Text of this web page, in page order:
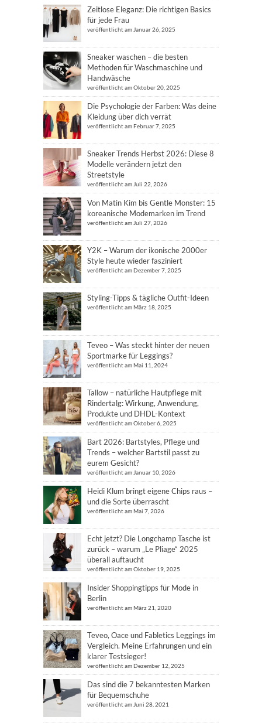
Zeitlose Eleganz: Die richtigen Basics
für jede Frau
veröffentlicht am Januar 26, 2025
Sneaker waschen – die besten
Methoden für Waschmaschine und
Handwäsche
veröffentlicht am Oktober 20, 2025
Die Psychologie der Farben: Was deine
Kleidung über dich verrät
veröffentlicht am Februar 7, 2025
Sneaker Trends Herbst 2026: Diese 8
Modelle verändern jetzt den
Streetstyle
veröffentlicht am Juli 22, 2026
Von Matin Kim bis Gentle Monster: 15
koreanische Modemarken im Trend
veröffentlicht am Juli 27, 2026
Y2K – Warum der ikonische 2000er
Style heute wieder fasziniert
veröffentlicht am Dezember 7, 2025
Styling-Tipps & tägliche Outfit-Ideen
veröffentlicht am März 18, 2025
Teveo – Was steckt hinter der neuen
Sportmarke für Leggings?
veröffentlicht am Mai 11, 2024
Tallow – natürliche Hautpflege mit
Rindertalg: Wirkung, Anwendung,
Produkte und DHDL-Kontext
veröffentlicht am Oktober 6, 2025
Bart 2026: Bartstyles, Pflege und
Trends – welcher Bartstil passt zu
eurem Gesicht?
veröffentlicht am Januar 10, 2026
Heidi Klum bringt eigene Chips raus –
und die Sorte überrascht
veröffentlicht am Mai 7, 2026
Echt jetzt? Die Longchamp Tasche ist
zurück – warum „Le Pliage“ 2025
überall auftaucht
veröffentlicht am Oktober 19, 2025
Insider Shoppingtipps für Mode in
Berlin
veröffentlicht am März 21, 2020
Teveo, Oace und Fabletics Leggings im
Vergleich. Meine Erfahrungen und ein
klarer Testsieger!
veröffentlicht am Dezember 12, 2025
Das sind die 7 bekanntesten Marken
für Bequemschuhe
veröffentlicht am Juni 28, 2021